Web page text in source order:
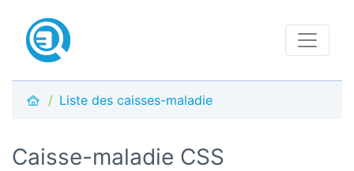
Liste des caisses-maladie
Caisse-maladie CSS